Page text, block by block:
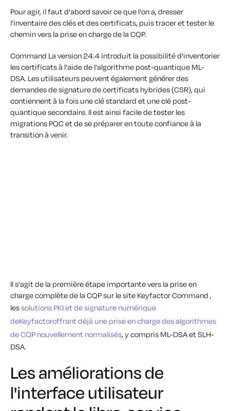
Pour agir, il faut d'abord savoir ce que l'on a, dresser
l'inventaire des clés et des certificats, puis tracer et tester le
chemin vers la prise en charge de la CQP.
Command La version 24.4 introduit la possibilité d'inventorier
les certificats à l'aide de l'algorithme post-quantique ML-
DSA. Les utilisateurs peuvent également générer des
demandes de signature de certificats hybrides (CSR), qui
contiennent à la fois une clé standard et une clé post-
quantique secondaire. Il est ainsi facile de tester les
migrations PQC et de se préparer en toute confiance à la
transition à venir.
Il s'agit de la première étape importante vers la prise en
charge complète de la CQP sur le site Keyfactor Command ,
lessolutions PKI et de signature numérique
deKeyfactoroffrant déjà une prise en charge des algorithmes
de CQP nouvellement normalisés, y compris ML-DSA et SLH-
DSA.
Les améliorations de
l'interface utilisateur